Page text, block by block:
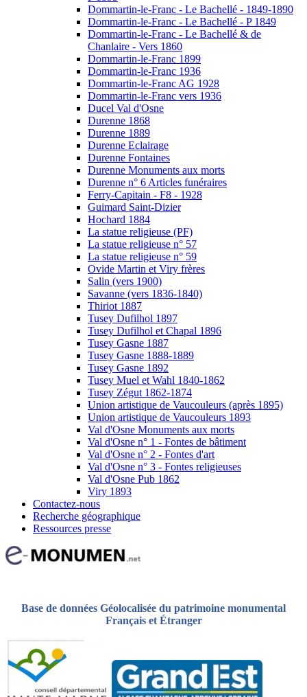
Dommartin-le-Franc - Le Bachellé - 1849-1890
Dommartin-le-Franc - Le Bachellé - P 1849
Dommartin-le-Franc - Le Bachellé & de
Chanlaire - Vers 1860
Dommartin-le-Franc 1899
Dommartin-le-Franc 1936
Dommartin-le-Franc AG 1928
Dommartin-le-Franc vers 1936
Ducel Val d'Osne
Durenne 1868
Durenne 1889
Durenne Eclairage
Durenne Fontaines
Durenne Monuments aux morts
Durenne n° 6 Articles funéraires
Ferry-Capitain - F8 - 1928
Guimard Saint-Dizier
Hochard 1884
La statue religieuse (PF)
La statue religieuse n° 57
La statue religieuse n° 59
Ovide Martin et Viry frères
Salin (vers 1900)
Savanne (vers 1836-1840)
Thiriot 1887
Tusey Dufilhol 1897
Tusey Dufilhol et Chapal 1896
Tusey Gasne 1887
Tusey Gasne 1888-1889
Tusey Gasne 1892
Tusey Muel et Wahl 1840-1862
Tusey Zégut 1862-1874
Union artistique de Vaucouleurs (après 1895)
Union artistique de Vaucouleurs 1893
Val d'Osne Monuments aux morts
Val d'Osne n° 1 - Fontes de bâtiment
Val d'Osne n° 2 - Fontes d'art
Val d'Osne n° 3 - Fontes religieuses
Val d'Osne Pub 1862
Viry 1893
Contactez-nous
Recherche géographique
Ressources presse
Base de données Géolocalisée du patrimoine monumental
Français et Étranger